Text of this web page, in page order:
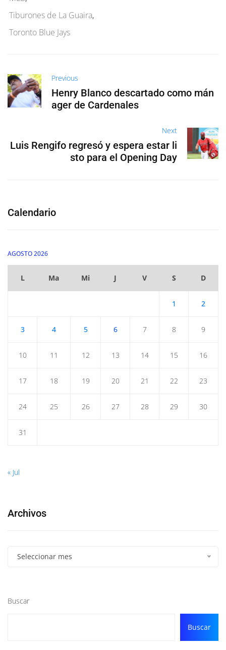
Tiburones de La Guaira,
Toronto Blue Jays
Previous
Henry Blanco descartado como mán
ager de Cardenales
Next
Luis Rengifo regresó y espera estar li
sto para el Opening Day
Calendario
AGOSTO 2026
L Ma Mi J V S D
1 2
3 4 5 6 7 8 9
10 11 12 13 14 15 16
17 18 19 20 21 22 23
24 25 26 27 28 29 30
31
« Jul
Archivos
Seleccionar mes
Buscar
Buscar